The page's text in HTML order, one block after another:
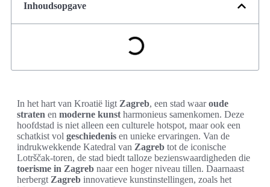
Inhoudsopgave
In het hart van Kroatië ligt Zagreb, een stad waaroude
straten en moderne kunst harmonieus samenkomen. Deze
hoofdstad is niet alleen een culturele hotspot, maar ook een
schatkist vol geschiedenis en unieke ervaringen. Van de
indrukwekkende Katedral van Zagreb tot de iconische
Lotrščak-toren, de stad biedt talloze bezienswaardigheden die
toerisme in Zagreb naar een hoger niveau tillen. Daarnaast
herbergt Zagreb innovatieve kunstinstellingen, zoals het